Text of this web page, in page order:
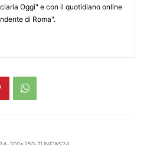
Oggi" e con il quotidiano online
di Roma".
300x250-TUNEWS24